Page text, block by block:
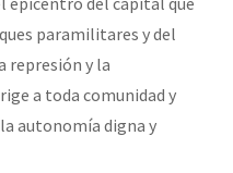
paramilitares y del
represión y la
a toda comunidad y
autonomía digna y